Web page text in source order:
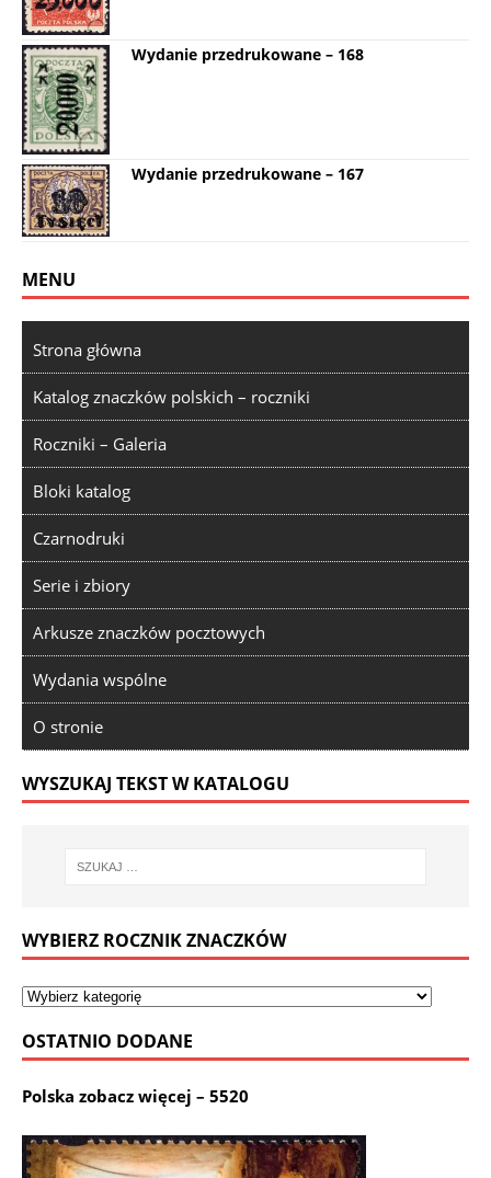
Wydanie przedrukowane – 168
Wydanie przedrukowane – 167
MENU
Strona główna
Katalog znaczków polskich – roczniki
Roczniki – Galeria
Bloki katalog
Czarnodruki
Serie i zbiory
Arkusze znaczków pocztowych
Wydania wspólne
O stronie
WYSZUKAJ TEKST W KATALOGU
WYBIERZ ROCZNIK ZNACZKÓW
OSTATNIO DODANE
Polska zobacz więcej – 5520